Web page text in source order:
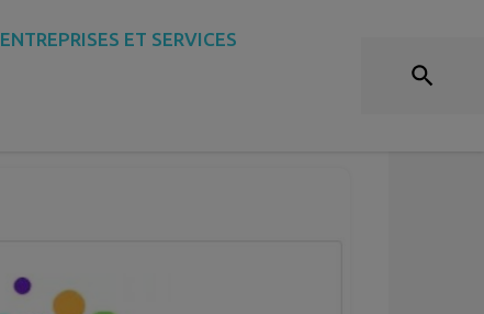
ENTREPRISES ET SERVICES